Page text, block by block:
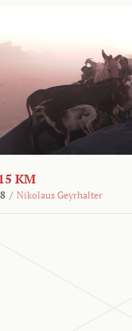
KM
/ Nikolaus Geyrhalter